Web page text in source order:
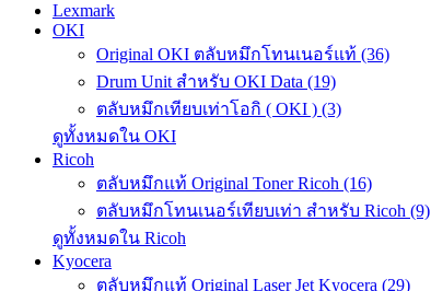
Lexmark
OKI
Original OKI ตลับหมึกโทนเนอร์แท้ (36)
Drum Unit สำหรับ OKI Data (19)
ตลับหมึกเทียบเท่าโอกิ ( OKI ) (3)
ดูทั้งหมดใน OKI
Ricoh
ตลับหมึกแท้ Original Toner Ricoh (16)
ตลับหมึกโทนเนอร์เทียบเท่า สำหรับ Ricoh (9)
ดูทั้งหมดใน Ricoh
Kyocera
ตลับหมึกแท้ Original Laser Jet Kyocera (29)